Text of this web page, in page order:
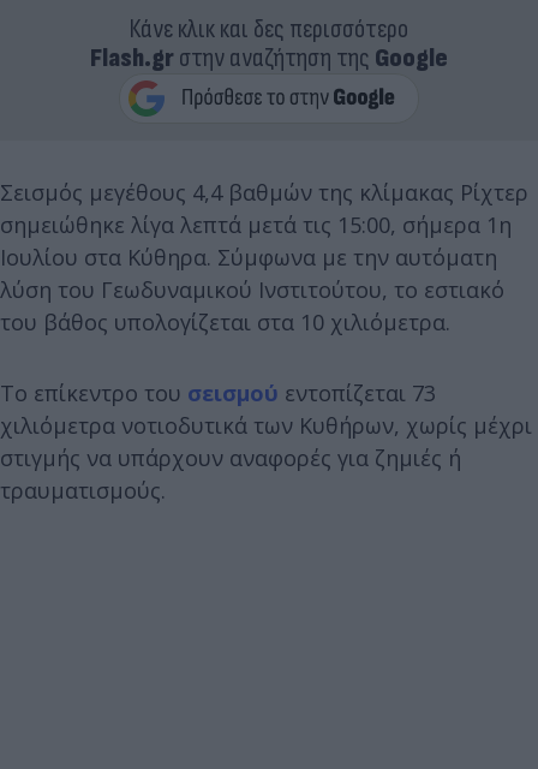
Κάνε κλικ και δες περισσότερο
Flash.grστην αναζήτηση της Google
Σεισμός μεγέθους 4,4 βαθμών της κλίμακας Ρίχτερ
σημειώθηκε λίγα λεπτά μετά τις 15:00, σήμερα 1η
Ιουλίου στα Κύθηρα. Σύμφωνα με την αυτόματη
λύση του Γεωδυναμικού Ινστιτούτου, το εστιακό
του βάθος υπολογίζεται στα 10 χιλιόμετρα.
Το επίκεντρο του σεισμού εντοπίζεται 73
χιλιόμετρα νοτιοδυτικά των Κυθήρων, χωρίς μέχρι
στιγμής να υπάρχουν αναφορές για ζημιές ή
τραυματισμούς.